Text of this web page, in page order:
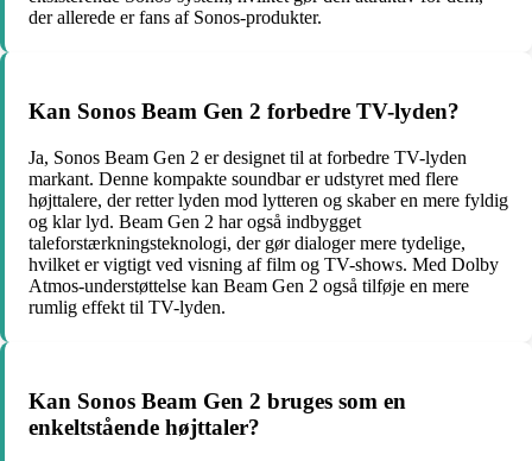
der allerede er fans af Sonos-produkter.
Kan Sonos Beam Gen 2 forbedre TV-lyden?
Ja, Sonos Beam Gen 2 er designet til at forbedre TV-lyden
markant. Denne kompakte soundbar er udstyret med flere
højttalere, der retter lyden mod lytteren og skaber en mere fyldig
og klar lyd. Beam Gen 2 har også indbygget
taleforstærkningsteknologi, der gør dialoger mere tydelige,
hvilket er vigtigt ved visning af film og TV-shows. Med Dolby
Atmos-understøttelse kan Beam Gen 2 også tilføje en mere
rumlig effekt til TV-lyden.
Kan Sonos Beam Gen 2 bruges som en
enkeltstående højttaler?